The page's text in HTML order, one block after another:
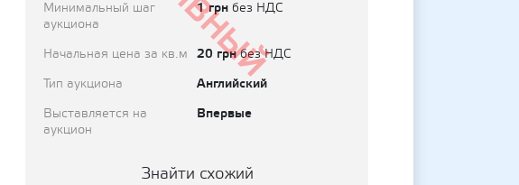
Минимальный шаг
аукциона
1 грн без НДС
Начальная цена за кв.м 20 грнбез НДС
Тип аукциона
Английский
Выставляется на
аукцион
Впервые
Знайти схожий